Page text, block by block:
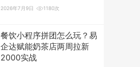
2026年7月9日 1180次
餐饮小程序拼团怎么玩？易
企达赋能奶茶店两周拉新
2000实战